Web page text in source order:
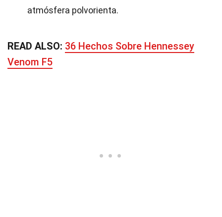
atmósfera polvorienta.
READ ALSO: 36 Hechos Sobre Hennessey
Venom F5